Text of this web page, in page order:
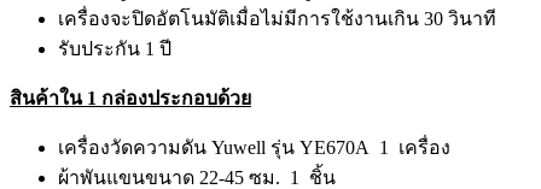
เครื่องจะปิดอัตโนมัติเมื่อไม่มีการใช้งานเกิน 30 วินาที
รับประกัน 1 ปี
สินค้าใน 1 กล่องประกอบด้วย
เครื่องวัดความดัน Yuwell รุ่น YE670A 1 เครื่อง
ผ้าพันแขนขนาด 22-45 ซม. 1 ชิ้น